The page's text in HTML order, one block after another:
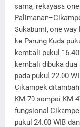
sama, rekayasa
Sukabumi, one
ke Parung Kuda
kembali pukul
kembali dibuka dua
pada pukul 22.00
Cikampek
KM 70 sampai KM
fungsional
pukul 24.00 WIB